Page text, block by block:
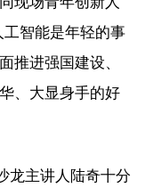
工智能是年轻的事
推进强国建设、
、大显身手的好
龙主讲人陆奇十分